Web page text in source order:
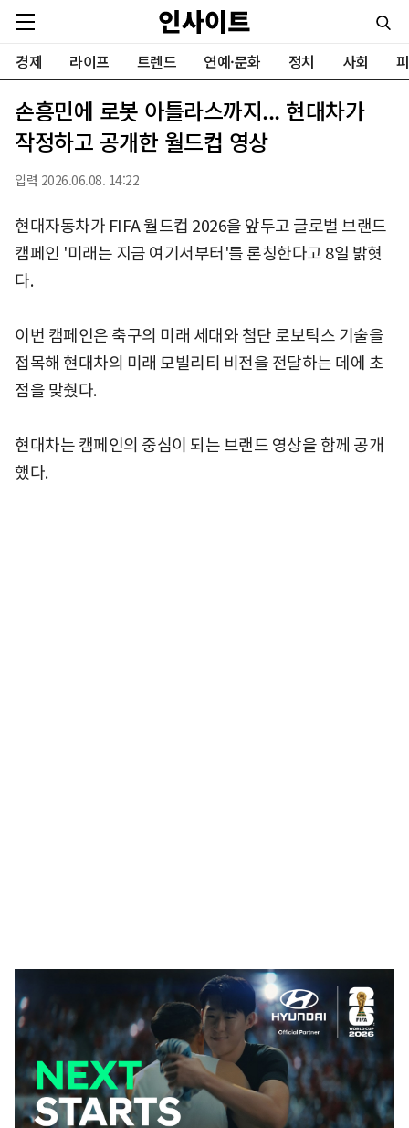
경제 라이프 트렌드 연예·문화 정치 사회
손흥민에 로봇 아틀라스까지... 현대차가
작정하고 공개한 월드컵 영상
입력 2026.06.08. 14:22
현대자동차가 FIFA 월드컵 2026을 앞두고 글로벌 브랜드
캠페인 '미래는 지금 여기서부터'를 론칭한다고 8일 밝혓
다.
이번 캠페인은 축구의 미래 세대와 첨단 로보틱스 기술을
접목해 현대차의 미래 모빌리티 비전을 전달하는 데에 초
점을 맞췄다.
현대차는 캠페인의 중심이 되는 브랜드 영상을 함께 공개
했다.